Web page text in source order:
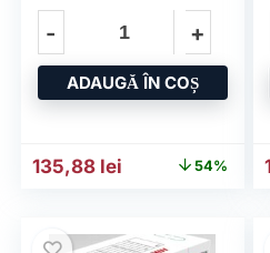
Grey Aluminum
194x310mm
ADAUGĂ ÎN COȘ
Prețul inițial a fost:
135,88 lei Prețul curent
54%